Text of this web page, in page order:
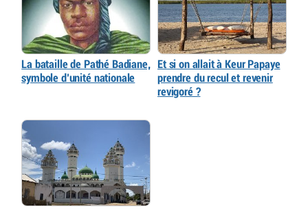
La bataille de Pathé Badiane,
symbole d’unité nationale
Et si on allait à Keur Papaye
prendre du recul et revenir
revigoré ?